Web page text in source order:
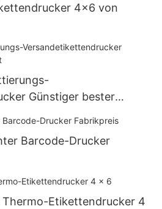
4x6 von
Günstiger bester
Barcode-Drucker
Etikettendrucker 4